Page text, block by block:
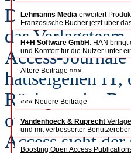
Lehmanns Media erweitert
Französische Bücher jetzt über
H+H Software GmbH : HAN bringt
und Komfort für die Nutzer unter
Ältere Beiträge »»»
««« Neuere Beiträge
Vandenhoeck & Ruprecht
und mit verbesserter
Boosting Open Access
Diskussion
das
Access-
hauseigenen
Rückgrat der
outsourcen.
Access sieht